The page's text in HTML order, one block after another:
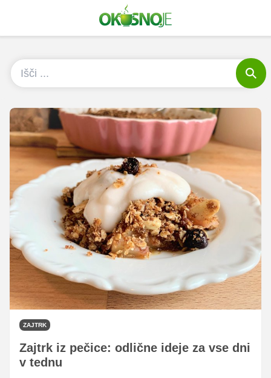
ZAJTRK
Zajtrk iz pečice: odlične ideje za vse dni
v tednu